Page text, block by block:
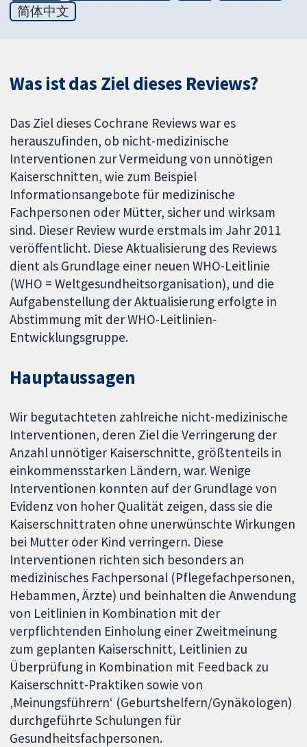
简体中文
Was ist das Ziel dieses Reviews?
Das Ziel dieses Cochrane Reviews war es
herauszufinden, ob nicht-medizinische
Interventionen zur Vermeidung von unnötigen
Kaiserschnitten, wie zum Beispiel
Informationsangebote für medizinische
Fachpersonen oder Mütter, sicher und wirksam
sind. Dieser Review wurde erstmals im Jahr 2011
veröffentlicht. Diese Aktualisierung des Reviews
dient als Grundlage einer neuen WHO-Leitlinie
(WHO = Weltgesundheitsorganisation), und die
Aufgabenstellung der Aktualisierung erfolgte in
Abstimmung mit der WHO-Leitlinien-
Entwicklungsgruppe.
Hauptaussagen
Wir begutachteten zahlreiche nicht-medizinische
Interventionen, deren Ziel die Verringerung der
Anzahl unnötiger Kaiserschnitte, größtenteils in
einkommensstarken Ländern, war. Wenige
Interventionen konnten auf der Grundlage von
Evidenz von hoher Qualität zeigen, dass sie die
Kaiserschnittraten ohne unerwünschte Wirkungen
bei Mutter oder Kind verringern. Diese
Interventionen richten sich besonders an
medizinisches Fachpersonal (Pflegefachpersonen,
Hebammen, Ärzte) und beinhalten die Anwendung
von Leitlinien in Kombination mit der
verpflichtenden Einholung einer Zweitmeinung
zum geplanten Kaiserschnitt, Leitlinien zu
Überprüfung in Kombination mit Feedback zu
Kaiserschnitt-Praktiken sowie von
‚Meinungsführern‘ (Geburtshelfern/Gynäkologen)
durchgeführte Schulungen für
Gesundheitsfachpersonen.